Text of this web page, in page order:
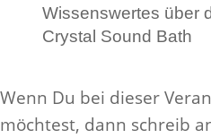
Wis­senswertes über
Crystal Sound Bath
Wenn Du bei dieser
möchtest, dann schreib